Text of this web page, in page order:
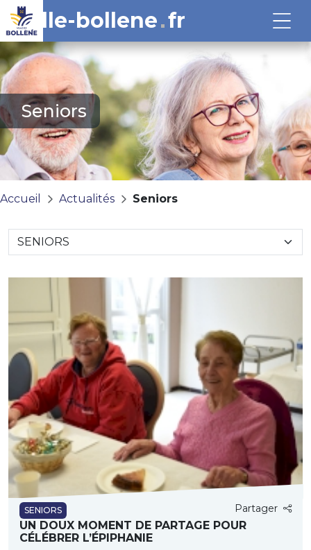
ville-bollene fr
Seniors
Accueil Actualités Seniors
SENIORS Partager
UN DOUX MOMENT DE PARTAGE POUR
CÉLÉBRER L’ÉPIPHANIE